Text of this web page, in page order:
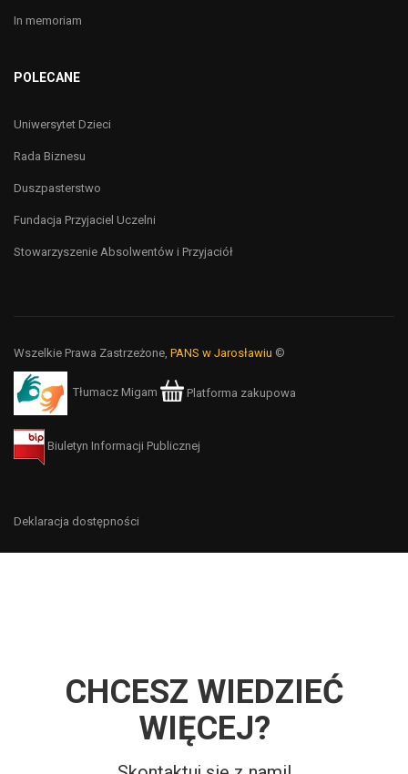
In memoriam
POLECANE
Uniwersytet Dzieci
Rada Biznesu
Duszpasterstwo
Fundacja Przyjaciel Uczelni
Stowarzyszenie Absolwentów i Przyjaciół
Wszelkie Prawa Zastrzeżone, PANS w Jarosławiu ©
Tłumacz Migam Platforma zakupowa
Biuletyn Informacji Publicznej
Deklaracja dostępności
CHCESZ WIEDZIEĆ
WIĘCEJ?